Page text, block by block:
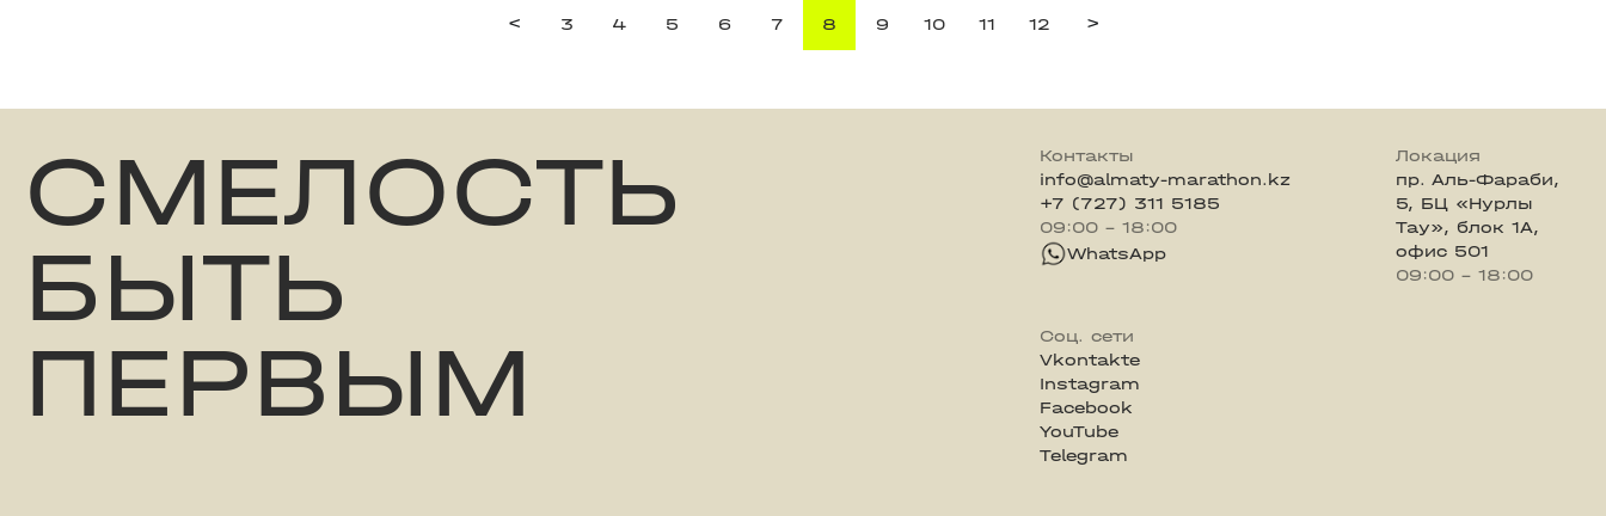
< 3 4 5 6 7 8 9 10 11 12 >
СМЕЛОСТЬ
БЫТЬ
ПЕРВЫМ
Контакты
info@almaty-marathon.kz
+7 (727) 311 5185
09:00 - 18:00
WhatsApp
Локация
пр. Аль-Фараби,
5, БЦ «Нурлы
Тау», блок 1А,
офис 501
09:00 - 18:00
Соц. сети
Vkontakte
Instagram
Facebook
YouTube
Telegram